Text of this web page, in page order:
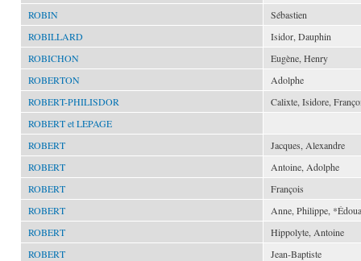
ROBIN
Sébastien
ROBILLARD
Isidor, Dauphin
ROBICHON
Eugène, Henry
ROBERTON
Adolphe
ROBERT-PHILISDOR
Calixte, Isidore,
ROBERT et LEPAGE
ROBERT
Jacques, Alexandre
ROBERT
Antoine, Adolphe
ROBERT
François
ROBERT
Anne, Philippe,
ROBERT
Hippolyte, Antoine
ROBERT
Jean-Baptiste